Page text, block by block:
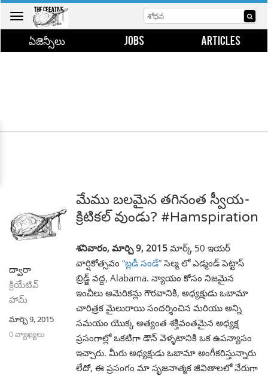
Toggle
navigation
ఏజెన్సీలు JOBS ARTICLES
ద్వారా
క్రియేటివ్
హామ్
మార్చి 9, 2015
0 వ్యాఖ్యలు
మేము బలమైన తగినంత స్వీయ-
క్రిటికల్ వుండు? #Hamspiration
శనివారం, మార్చి 9, 2015 మార్క్ 50 ఇయర్
వార్షికోత్సవం “బ్లడీ సండే”సెల్మ లో ఎడ్మండ్ పెట్టాస్
బ్రిడ్జ్ వద్ద, Alabama. న్యాయం కోసం నిజమైన
ఇంచీలు అమెరికన్లు గౌరవానికి, అధ్యక్షుడు ఒబామా
చారిత్రక మైలురాయి సందర్శించిన మరియు అన్ని
సమయం యొక్క అత్యంత శక్తివంతమైన అధ్యక్ష
ప్రసంగాల్లో ఒకటిగా డౌన్ వెళ్ళటానికి ఒక ఉపన్యాసం
ఇచ్చారు. మీరు అధ్యక్షుడు ఒబామా అంగీకరిస్తున్నారు
లేదో, ఈ ప్రసంగం మా సృజనాత్మక జీవితాలలో నేరుగా